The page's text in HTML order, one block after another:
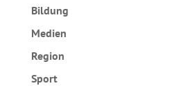
Bildung
Medien
Region
Sport